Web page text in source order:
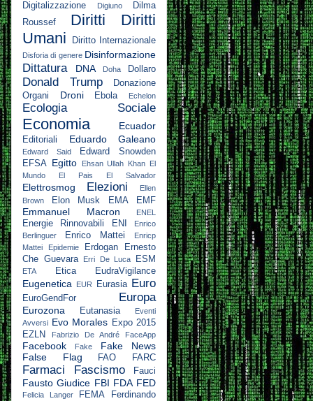
Digitalizzazione Digiuno
Dilma
Roussef
Diritti
Diritti
Umani
Diritto Internazionale
Disforia di genere Disinformazione
Dittatura DNA Doha Dollaro
Donald Trump
Donazione
Organi
Droni Ebola Echelon
Ecologia Sociale
Economia Ecuador
Editoriali Eduardo Galeano
Edward Said
Edward Snowden
EFSA Egitto Ehsan Ullah Khan El
Mundo
El Pais El Salvador
Elettrosmog Elezioni
Ellen
Brown
Elon Musk EMA EMF
Emmanuel Macron ENEL
Energie Rinnovabili ENI
Enrico
Berlinguer
Enrico Mattei
Enricp
Mattei
Epidemie Erdogan
Ernesto
Che Guevara
Erri De Luca ESM
ETA Etica EudraVigilance
Eugenetica EUR Eurasia Euro
EuroGendFor Europa
Eurozona Eutanasia
Eventi
Avversi Evo Morales Expo 2015
EZLN
Fabrizio De André FaceApp
Facebook Fake
Fake News
False Flag
FAO FARC
Farmaci Fascismo Fauci
Fausto Giudice FBI FDA FED
Felicia Langer FEMA
Ferdinando